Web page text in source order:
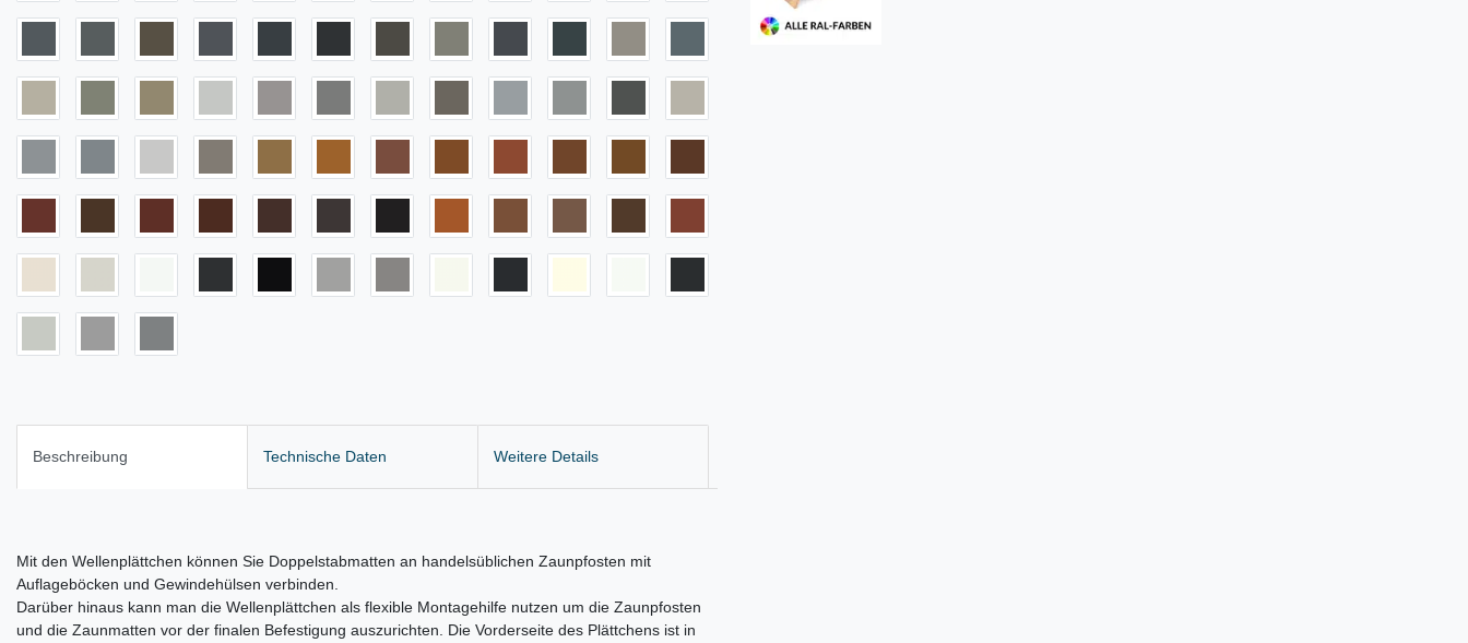
Beschreibung Technische Daten Weitere Details
Mit den Wellenplättchen können Sie Doppelstabmatten an handelsüblichen Zaunpfosten mit
Auflageböcken und Gewindehülsen verbinden.
Darüber hinaus kann man die Wellenplättchen als flexible Montagehilfe nutzen um die Zaunpfosten
und die Zaunmatten vor der finalen Befestigung auszurichten. Die Vorderseite des Plättchens ist in